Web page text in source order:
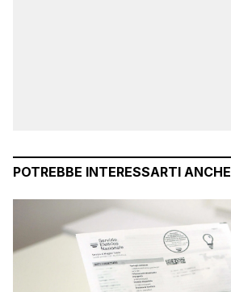
POTREBBE INTERESSARTI ANCHE